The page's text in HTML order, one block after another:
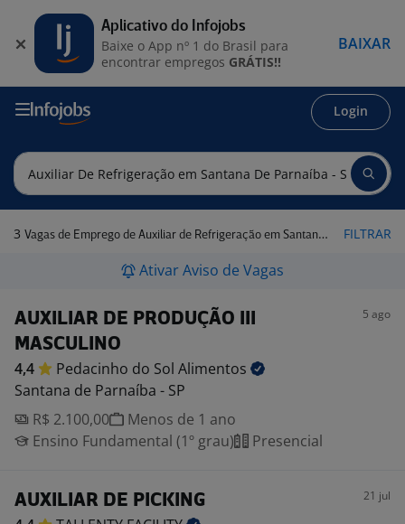
Login
3 Vagas de Emprego de Auxiliar de Refrigeração em Santana de Parnaíba - SP FILTRAR
Ativar Aviso de Vagas
AUXILIAR DE PRODUÇÃO III
MASCULINO
5 ago
4,4 Pedacinho do Sol Alimentos
Santana de Parnaíba - SP
R$ 2.100,00
Menos de 1 ano
Ensino Fundamental (1º grau)
Presencial
AUXILIAR DE PICKING 21 jul
Aplicativo do Infojobs
Baixe o App nº 1 do Brasil para
encontrar empregos GRÁTIS!!
BAIXAR